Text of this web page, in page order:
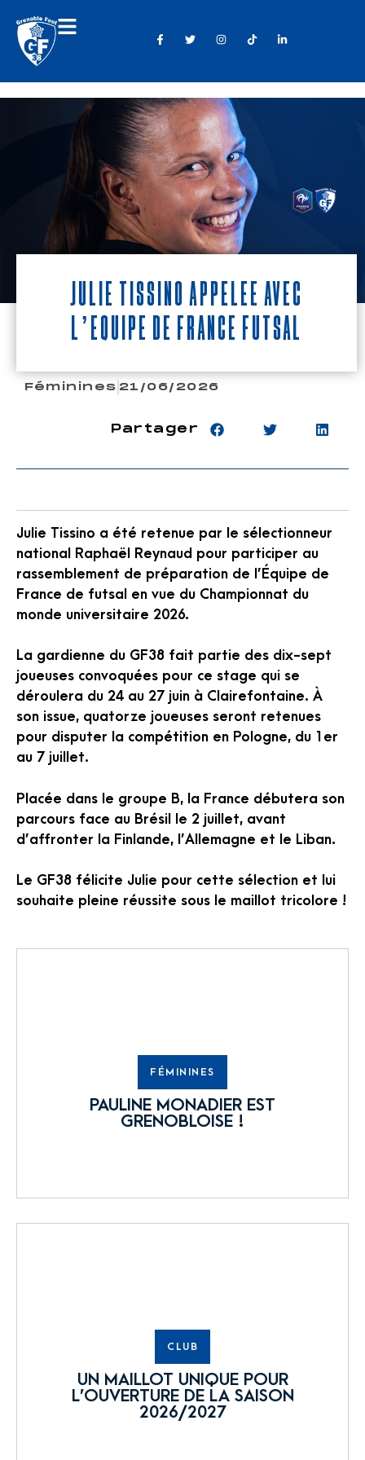
Julie Tissino appelée avec
l’Équipe de France Futsal
Féminines 21/06/2026
Partager
Julie Tissino a été retenue par le sélectionneur
national Raphaël Reynaud pour participer au
rassemblement de préparation de l’Équipe de
France de futsal en vue du Championnat du
monde universitaire 2026.
La gardienne du GF38 fait partie des dix-sept
joueuses convoquées pour ce stage qui se
déroulera du 24 au 27 juin à Clairefontaine. À
son issue, quatorze joueuses seront retenues
pour disputer la compétition en Pologne, du 1er
au 7 juillet.
Placée dans le groupe B, la France débutera son
parcours face au Brésil le 2 juillet, avant
d’affronter la Finlande, l’Allemagne et le Liban.
Le GF38 félicite Julie pour cette sélection et lui
souhaite pleine réussite sous le maillot tricolore !
FÉMININES
PAULINE MONADIER EST
GRENOBLOISE !
CLUB
UN MAILLOT UNIQUE POUR
L’OUVERTURE DE LA SAISON
2026/2027